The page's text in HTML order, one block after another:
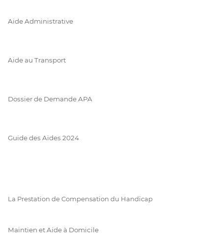
Aide Administrative
Aide au Transport
Dossier de Demande APA
Guide des Aides 2024
La Prestation de Compensation du Handicap
Maintien et Aide à Domicile